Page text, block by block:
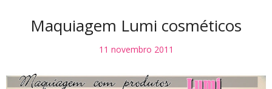
Maquiagem Lumi cosméticos
11 novembro 2011